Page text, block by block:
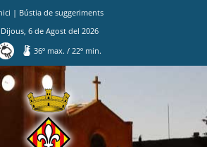
| Bústia de suggeriments
Dijous, 6de Agostdel 2026
36º max./ 22º min.